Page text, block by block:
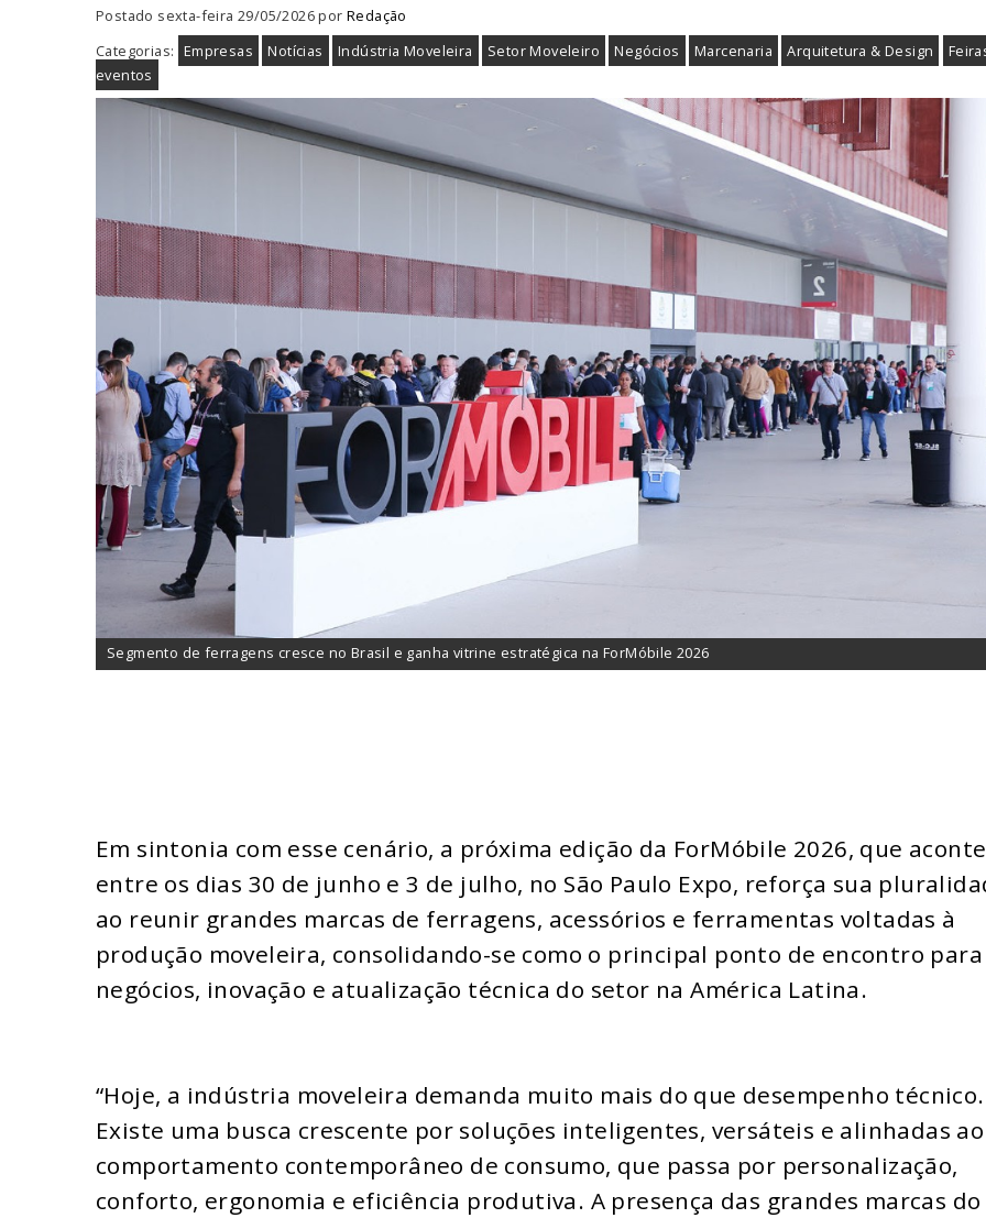
Postado sexta-feira 29/05/2026 por Redação
Categorias: Empresas Notícias Indústria Moveleira Setor Moveleiro Negócios Marcenaria Arquitetura & Design
eventos
Segmento de ferragens cresce no Brasil e ganha vitrine estratégica na ForMóbile 2026
Em sintonia com esse cenário, a próxima edição da ForMóbile 2026, que
entre os dias 30 de junho e 3 de julho, no São Paulo Expo, reforça sua
ao reunir grandes marcas de ferragens, acessórios e ferramentas voltadas à
produção moveleira, consolidando-se como o principal ponto de encontro para
negócios, inovação e atualização técnica do setor na América Latina.
“Hoje, a indústria moveleira demanda muito mais do que desempenho técnico.
Existe uma busca crescente por soluções inteligentes, versáteis e alinhadas ao
comportamento contemporâneo de consumo, que passa por personalização,
conforto, ergonomia e eficiência produtiva. A presença das grandes marcas do